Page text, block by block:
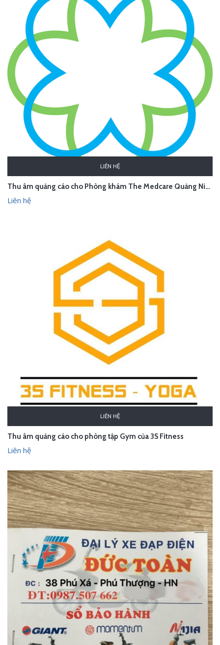
LIÊN HỆ
Thu âm quảng cáo cho Phòng khám The Medcare Quảng Ninh
Liên hệ
LIÊN HỆ
Thu âm quảng cáo cho phòng tập Gym của 3S Fitness
Liên hệ